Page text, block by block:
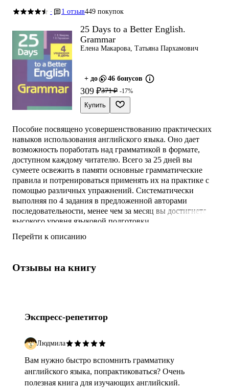
· 1 отзыв449 покупок
25 Days to a Better English.
Grammar
Елена Макарова, Татьяна Пархамович
+ до 46 бонусов
309 ₽371 ₽ -17%
Купить
Пособие посвящено усовершенствованию практических
навыков использования английского языка. Оно дает
возможность поработать над грамматикой в формате,
доступном каждому читателю. Всего за 25 дней вы
сумеете освежить в памяти основные грамматические
правила и потренироваться применять их на практике с
помощью различных упражнений. Систематически
выполняя по 4 задания в предложенной авторами
последовательности, менее чем за месяц вы достигнете
высокого уровня языковой подготовки.
Перейти к описанию
Отзывы на книгу
Экспресс-репетитор
Людмила
Вам нужно быстро вспомнить грамматику
английского языка, попрактиковаться? Очень
полезная книга для изучающих английский.